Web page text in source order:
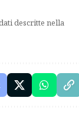
descritte nella